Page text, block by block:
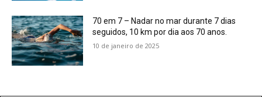
70 em 7 – Nadar no mar durante 7 dias
seguidos, 10 km por dia aos 70 anos.
10 de janeiro de 2025